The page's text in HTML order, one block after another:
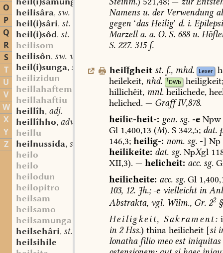
O
P
Q
R
S
T
U
V
W
X
Y
Z
heilisâra, sw. (?) f.
heil(i)sâri, st. m.
heil(i)sôd, st. m.
heilisom
heilisôn, sw. v.
heil(i)sunga, st. f.
heilizidun
heillahaftem
heillahaftiu
heillîh, adj.
heillîhho, adv.
heillu
heilnussida, st. f.
heilo
heilo
heilodun
heilopitro
heilsam
heilsamo
heilsamunga
heilsehâri, st. m.
heilsihile
Namensu.derVerwendung
gegen‘das Heilig’ d.i.
Marzella.a.O.S.688u.
S.227.315f.
heilgheit st. f., mhd. Lexer
heilekeit, nhd. 1DWb heiligkeit;
hillichêit, mnl.heilichede,
heliched. — GraffIV,878.
heilic-heit-: gen.sg. -eNpw
Gl1,400,13 (M). S342,5; dat.
146,3; heilig-: nom.sg. -] Np
heilikeite: dat.sg.NpXgl
XII,3). — helicheit: acc.sg.
heilicheite: acc.sg.Gl
103,12.Jh.;-e vielleichtin
Abstrakta,vgl.Wilm.,Gr.22 §
Heiligkeit, Sakrament:
in2Hss.) thinaheilicheit[si
Ionathafiliomeoest iniquitas